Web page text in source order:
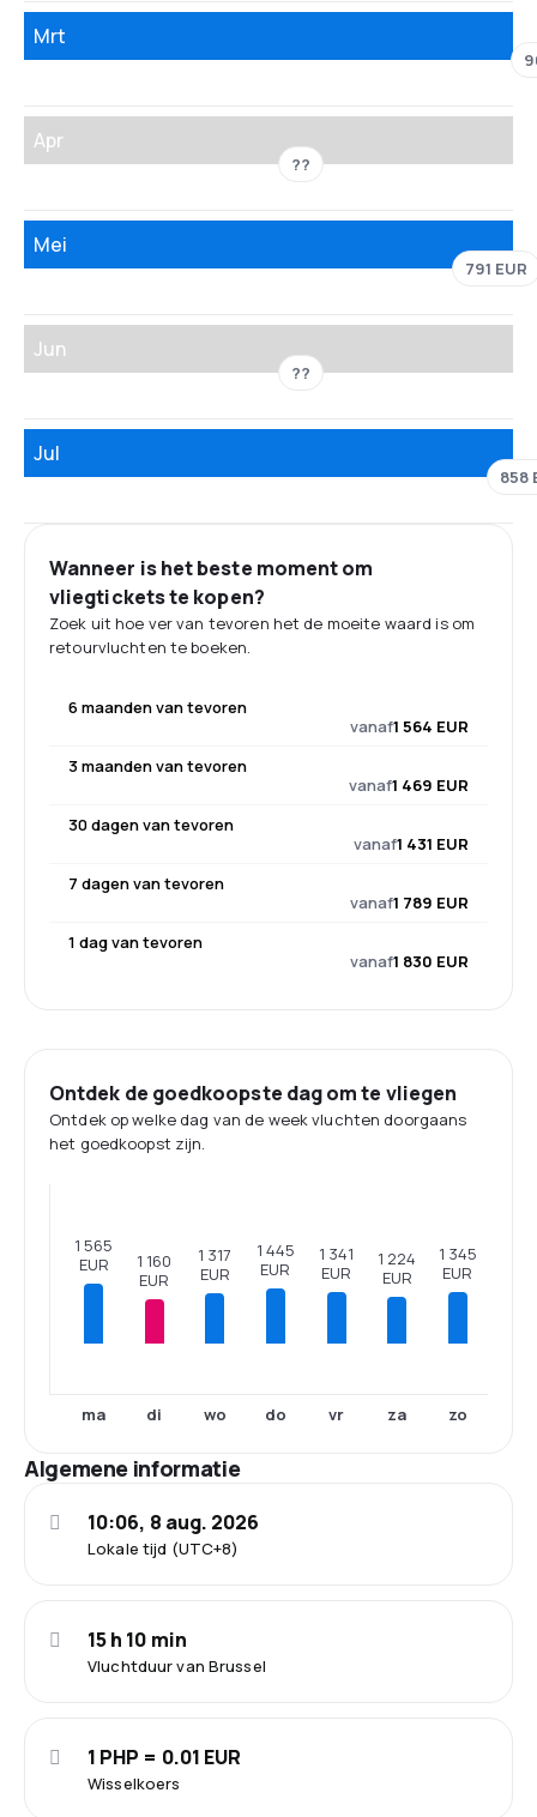
Mrt
Apr
??
Mei
791 EUR
Jun
??
Jul
858
Wanneer is het beste moment om
vliegtickets te kopen?
Zoek uit hoe ver van tevoren het de moeite waard is om
retourvluchten te boeken.
6 maanden van tevoren
vanaf1 564 EUR
3 maanden van tevoren
vanaf1 469 EUR
30 dagen van tevoren
vanaf1 431 EUR
7 dagen van tevoren
vanaf1 789 EUR
1 dag van tevoren
vanaf1 830 EUR
Ontdek de goedkoopste dag om te vliegen
Ontdek op welke dag van de week vluchten doorgaans
het goedkoopst zijn.
1 565
EUR
ma
1 160
EUR
di
1 317
EUR
wo
1 445
EUR
do
1 341
EUR
vr
1 224
EUR
za
1 345
EUR
zo
Algemene informatie
Lokale tijd (UTC+8)
10:06, 8 aug. 2026
Vluchtduur van Brussel
15 h 10 min
Wisselkoers
1 PHP = 0.01 EUR